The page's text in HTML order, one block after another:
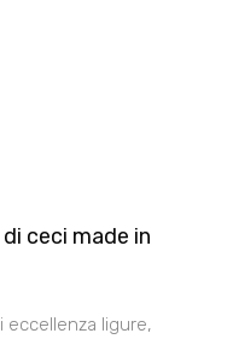
ceci made in
ligure,